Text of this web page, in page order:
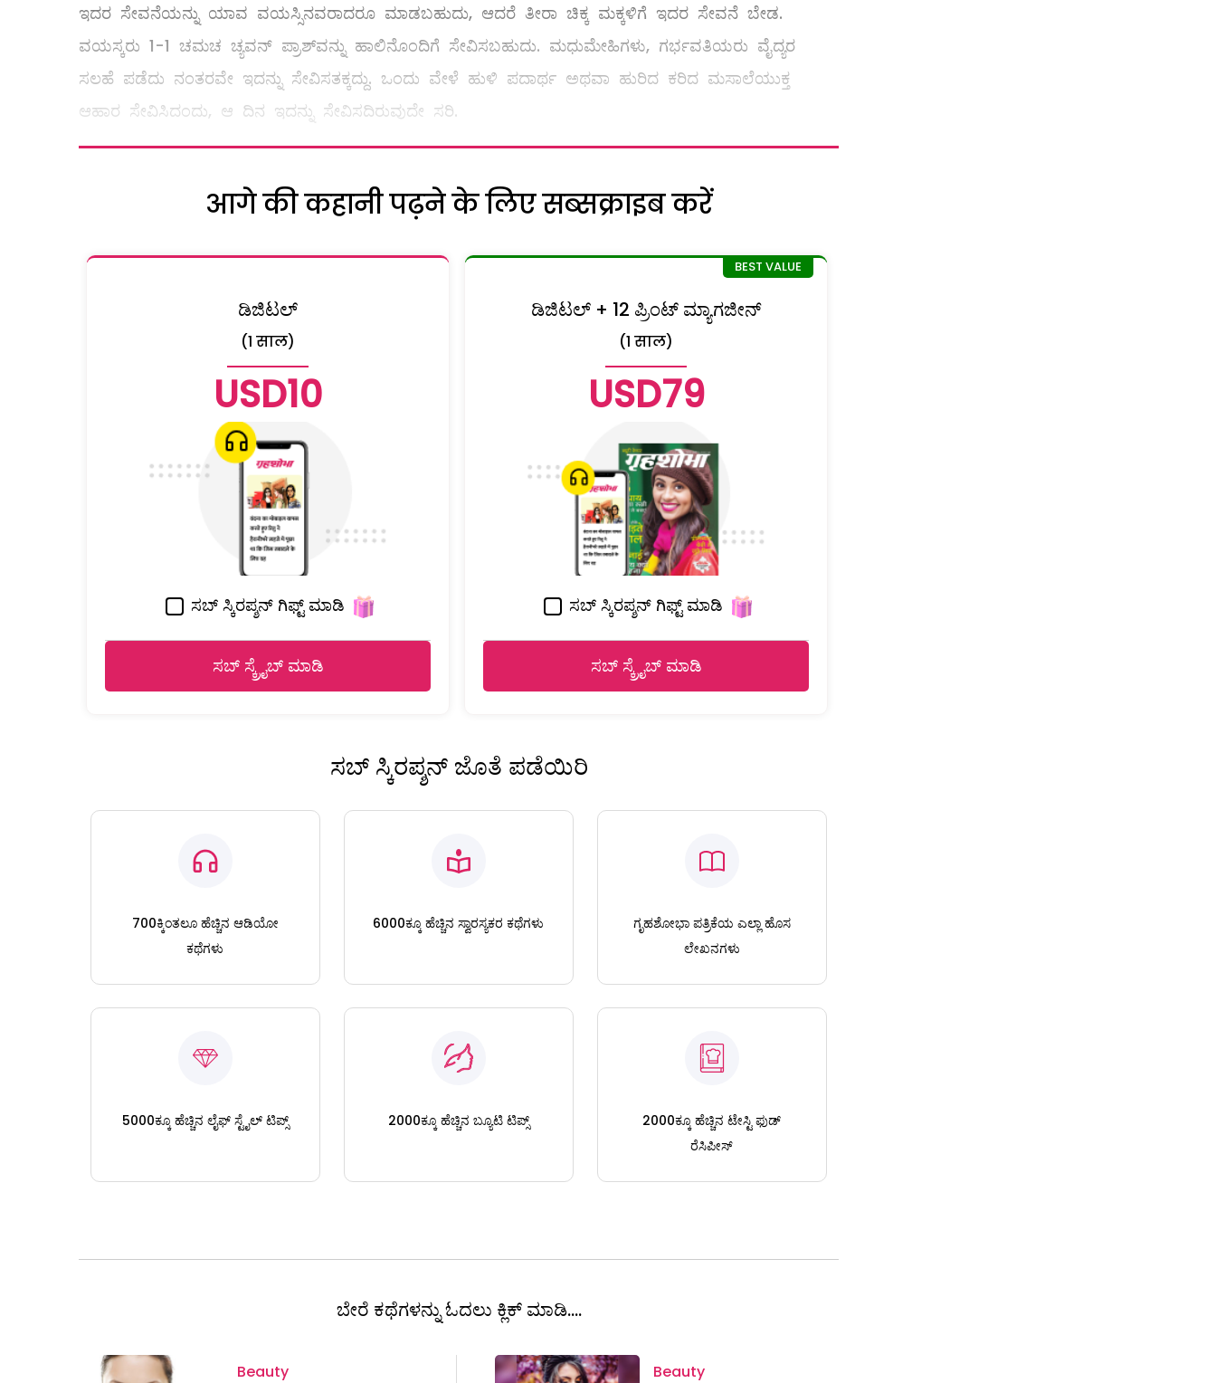
ಇದರ ಸೇವನೆಯನ್ನು ಯಾವ ವಯಸ್ಸಿನವರಾದರೂ ಮಾಡಬಹುದು, ಆದರೆ ತೀರಾ ಚಿಕ್ಕ ಮಕ್ಕಳಿಗೆ ಇದರ ಸೇವನೆ ಬೇಡ.
ವಯಸ್ಕರು 1-1 ಚಮಚ ಚ್ಯವನ್‌ ಪ್ರಾಶ್‌ವನ್ನು ಹಾಲಿನೊಂದಿಗೆ ಸೇವಿಸಬಹುದು. ಮಧುಮೇಹಿಗಳು, ಗರ್ಭವತಿಯರು ವೈದ್ಯರ
ಸಲಹೆ ಪಡೆದು ನಂತರವೇ ಇದನ್ನು ಸೇವಿಸತಕ್ಕದ್ದು. ಒಂದು ವೇಳೆ ಹುಳಿ ಪದಾರ್ಥ ಅಥವಾ ಹುರಿದ ಕರಿದ ಮಸಾಲೆಯುಕ್ತ
ಆಹಾರ ಸೇವಿಸಿದಂದು, ಆ ದಿನ ಇದನ್ನು ಸೇವಿಸದಿರುವುದೇ ಸರಿ.
आगे की कहानी पढ़ने के लिए सब्सक्राइब करें
ಡಿಜಿಟಲ್
(1 साल)
USD10
ಸಬ್ ಸ್ಕಿರಪ್ಶನ್ ಗಿಫ್ಟ್ ಮಾಡಿ
ಸಬ್ ಸ್ಕ್ರೈಬ್ ಮಾಡಿ
ಡಿಜಿಟಲ್ + 12 ಪ್ರಿಂಟ್ ಮ್ಯಾಗಜೀನ್
(1 साल)
USD79
ಸಬ್ ಸ್ಕಿರಪ್ಶನ್ ಗಿಫ್ಟ್ ಮಾಡಿ
ಸಬ್ ಸ್ಕ್ರೈಬ್ ಮಾಡಿ
ಸಬ್ ಸ್ಕಿರಪ್ಶನ್ ಜೊತೆ ಪಡೆಯಿರಿ
700ಕ್ಕಿಂತಲೂ ಹೆಚ್ಚಿನ ಆಡಿಯೋ
ಕಥೆಗಳು
6000ಕ್ಕೂ ಹೆಚ್ಚಿನ ಸ್ವಾರಸ್ಯಕರ ಕಥೆಗಳು
ಗೃಹಶೋಭಾ ಪತ್ರಿಕೆಯ ಎಲ್ಲಾ ಹೊಸ
ಲೇಖನಗಳು
5000ಕ್ಕೂ ಹೆಚ್ಚಿನ ಲೈಫ್ ಸ್ಟೈಲ್ ಟಿಪ್ಸ್ 2000ಕ್ಕೂ ಹೆಚ್ಚಿನ ಬ್ಯೂಟಿ ಟಿಪ್ಸ್
2000ಕ್ಕೂ ಹೆಚ್ಚಿನ ಟೇಸ್ಟಿ ಫುಡ್
ರೆಸಿಪೀಸ್
ಬೇರೆ ಕಥೆಗಳನ್ನು ಓದಲು ಕ್ಲಿಕ್ ಮಾಡಿ....
Beauty Beauty